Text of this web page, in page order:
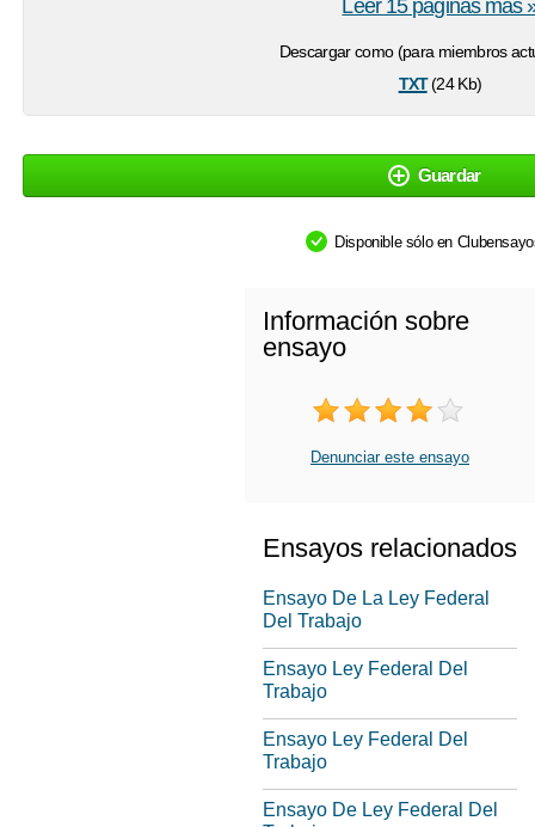
Descargar como (para miembros
txt(24 Kb)
Leer 15 páginas más
Guardar
Disponible sólo en
Información sobre
ensayo
Denunciar este ensayo
Ensayos relacionados
Ensayo De La Ley Federal
Del Trabajo
Ensayo Ley Federal Del
Trabajo
Ensayo Ley Federal Del
Trabajo
Ensayo De Ley Federal Del